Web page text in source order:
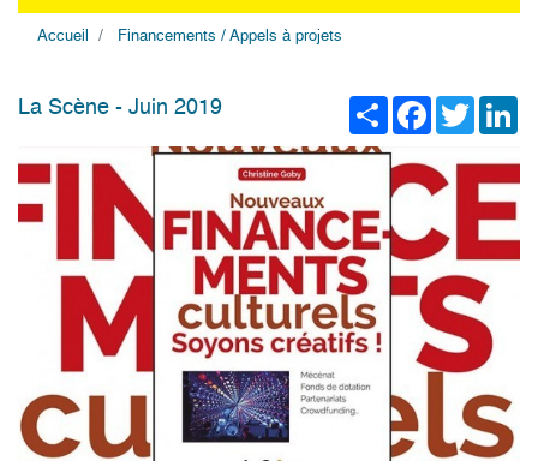
Accueil Financements / Appels à projets
ShareFacebook
Twitter
La Scène - Juin 2019